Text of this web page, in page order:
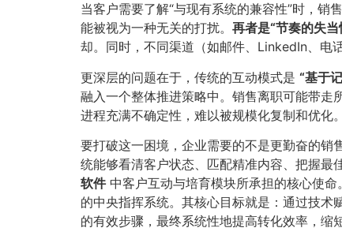
当客户需要了解“与现有系统的兼容性”时，
能被视为一种无关的打扰。​ 再者是“节奏的失当
却。同时，不同渠道（如邮件、LinkedIn、电
更深层的问题在于，传统的互动模式是 ​“基于
融入一个整体推进策略中。销售离职可能带走
进程充满不确定性，难以被规模化复制和优化。
要打破这一困境，企业需要的不是更勤奋的销
统能够看清客户状态、匹配精准内容、把握最
软件中客户互动与培育模块所承担的核心使命
的中央指挥系统。其核心目标就是：通过技
的有效步骤，最终系统性地提高转化效率，缩